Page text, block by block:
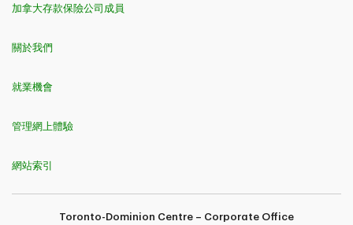
加拿大存款保險公司成員
關於我們
就業機會
管理網上體驗
網站索引
Toronto-Dominion Centre – Corporate Office